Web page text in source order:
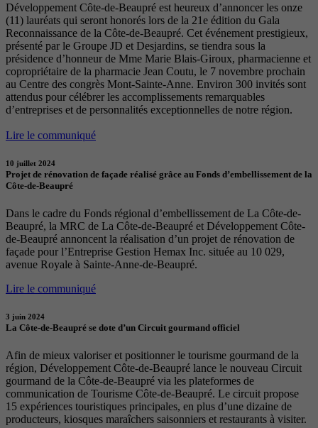
Développement Côte-de-Beaupré est heureux d’annoncer les onze
(11) lauréats qui seront honorés lors de la 21e édition du Gala
Reconnaissance de la Côte-de-Beaupré. Cet événement prestigieux,
présenté par le Groupe JD et Desjardins, se tiendra sous la
présidence d’honneur de Mme Marie Blais-Giroux, pharmacienne et
copropriétaire de la pharmacie Jean Coutu, le 7 novembre prochain
au Centre des congrès Mont-Sainte-Anne. Environ 300 invités sont
attendus pour célébrer les accomplissements remarquables
d’entreprises et de personnalités exceptionnelles de notre région.
Lire le communiqué
10 juillet 2024
Projet de rénovation de façade réalisé grâce au Fonds d’embellissement de la
Côte-de-Beaupré
Dans le cadre du Fonds régional d’embellissement de La Côte-de-
Beaupré, la MRC de La Côte-de-Beaupré et Développement Côte-
de-Beaupré annoncent la réalisation d’un projet de rénovation de
façade pour l’Entreprise Gestion Hemax Inc. située au 10 029,
avenue Royale à Sainte-Anne-de-Beaupré.
Lire le communiqué
3 juin 2024
La Côte-de-Beaupré se dote d’un Circuit gourmand officiel
Afin de mieux valoriser et positionner le tourisme gourmand de la
région, Développement Côte-de-Beaupré lance le nouveau Circuit
gourmand de la Côte-de-Beaupré via les plateformes de
communication de Tourisme Côte-de-Beaupré. Le circuit propose
15 expériences touristiques principales, en plus d’une dizaine de
producteurs, kiosques maraîchers saisonniers et restaurants à visiter.